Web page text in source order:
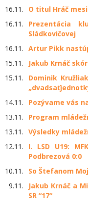
16.11.
O titul Hráč
16.11.
Prezentácia
Sládkovičovej
16.11. Artur Pikk
15.11.
Jakub Krnáč
15.11.
Dominik
14.11.
Pozývame vás
13.11.
Program
13.11. Výsledky
12.11.
I. LSD U19:
Podbrezová 0:0
10.11.
So Štefanom
9.11.
Jakub Krnáč a
SR “17“